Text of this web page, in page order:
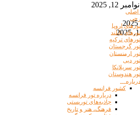
نوامبر 12, 2025
تورهای اروپا
تورهای تایلند
تورهای ترکیه
تور گرجستان
تور ارمنستان
تور دبی
تور سریلانکا
تور هندوستان
درباره…
کشور فرانسه
درباره تور فرانسه
جاذبه‌های توریستی
فرهنگ، هنر و تاریخ